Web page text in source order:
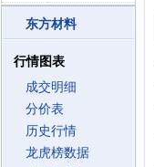
东方材料
行情图表
成交明细
分价表
历史行情
龙虎榜数据